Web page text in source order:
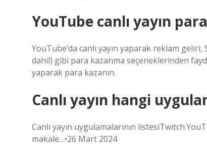
YouTube canlı yayın
YouTube’da canlı yayın yaparak reklam
dahil) gibi para kazanma seçeneklerinden
yaparak para kazanın.
Canlı yayın hangi
Canlı yayın uygulamalarının
makale…•26 Mart 2024